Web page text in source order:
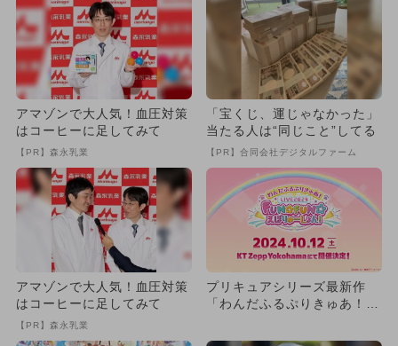
アマゾンで大人気！血圧対策
はコーヒーに足してみて
【PR】森永乳業
「宝くじ、運じゃなかった」
当たる人は“同じこと”してる
【PR】合同会社デジタルファーム
アマゾンで大人気！血圧対策
はコーヒーに足してみて
【PR】森永乳業
プリキュアシリーズ最新作
「わんだふるぷりきゅあ！」
開...